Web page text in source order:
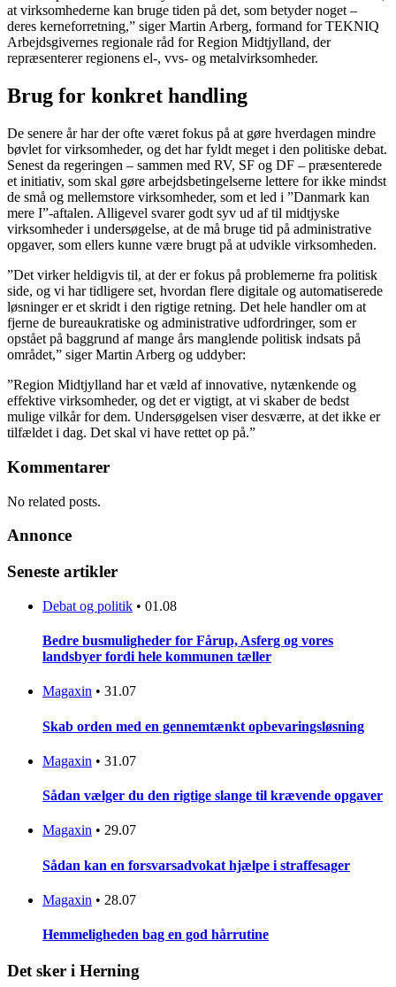
at virksomhederne kan bruge tiden på det, som betyder noget –
deres kerneforretning,” siger Martin Arberg, formand for TEKNIQ
Arbejdsgivernes regionale råd for Region Midtjylland, der
repræsenterer regionens el-, vvs- og metalvirksomheder.
Brug for konkret handling
De senere år har der ofte været fokus på at gøre hverdagen mindre
bøvlet for virksomheder, og det har fyldt meget i den politiske debat.
Senest da regeringen – sammen med RV, SF og DF – præsenterede
et initiativ, som skal gøre arbejdsbetingelserne lettere for ikke mindst
de små og mellemstore virksomheder, som et led i ”Danmark kan
mere I”-aftalen. Alligevel svarer godt syv ud af til midtjyske
virksomheder i undersøgelse, at de må bruge tid på administrative
opgaver, som ellers kunne være brugt på at udvikle virksomheden.
”Det virker heldigvis til, at der er fokus på problemerne fra politisk
side, og vi har tidligere set, hvordan flere digitale og automatiserede
løsninger er et skridt i den rigtige retning. Det hele handler om at
fjerne de bureaukratiske og administrative udfordringer, som er
opstået på baggrund af mange års manglende politisk indsats på
området,” siger Martin Arberg og uddyber:
”Region Midtjylland har et væld af innovative, nytænkende og
effektive virksomheder, og det er vigtigt, at vi skaber de bedst
mulige vilkår for dem. Undersøgelsen viser desværre, at det ikke er
tilfældet i dag. Det skal vi have rettet op på.”
Kommentarer
No related posts.
Annonce
Seneste artikler
Debat og politik • 01.08
Bedre busmuligheder for Fårup, Asferg og vores
landsbyer fordi hele kommunen tæller
Magaxin • 31.07
Skab orden med en gennemtænkt opbevaringsløsning
Magaxin • 31.07
Sådan vælger du den rigtige slange til krævende opgaver
Magaxin • 29.07
Sådan kan en forsvarsadvokat hjælpe i straffesager
Magaxin • 28.07
Hemmeligheden bag en god hårrutine
Det sker i Herning